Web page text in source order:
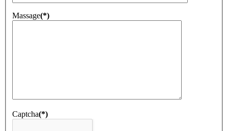
Massage(*)
Captcha(*)